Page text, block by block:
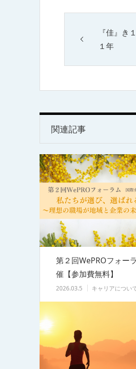
『佳』き
１年
関連記事
第２回WePROフォー
催【参加費無料】
2026.03.5 キャリアについ